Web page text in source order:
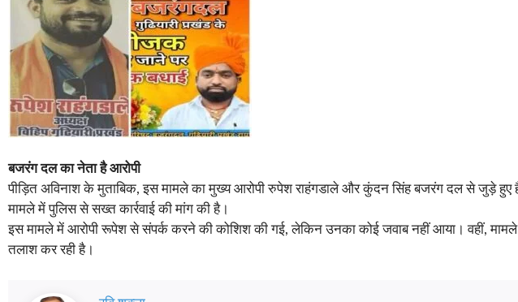
बजरंग दल का नेता है आरोपी
पीड़ित अविनाश के मुताबिक, इस मामले का मुख्य आरोपी रुपेश राहंगडाले और कुंदन सिंह बजरंग दल से जुड़े
मामले में पुलिस से सख्त कार्रवाई की मांग की है।
इस मामले में आरोपी रूपेश से संपर्क करने की कोशिश की गई, लेकिन उनका कोई जवाब नहीं आया। वहीं, मामले
तलाश कर रही है।